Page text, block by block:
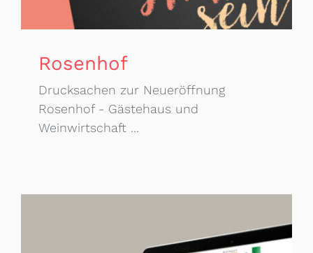
Rosenhof
Drucksachen zur Neueröffnung
Rosenhof - Gästehaus und
Weinwirtschaft ...